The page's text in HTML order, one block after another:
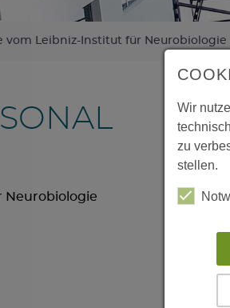
vom Leibniz-Institut für Neurobiologie
Neurobiologie
Wir
zu
stellen.